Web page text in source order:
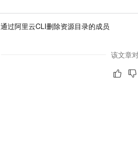
通过阿里云CLI删除资源目录的成员
该文章